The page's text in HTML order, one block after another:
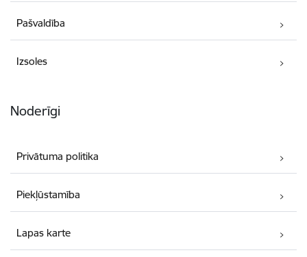
Pašvaldība
Izsoles
Noderīgi
Privātuma politika
Piekļūstamība
Lapas karte